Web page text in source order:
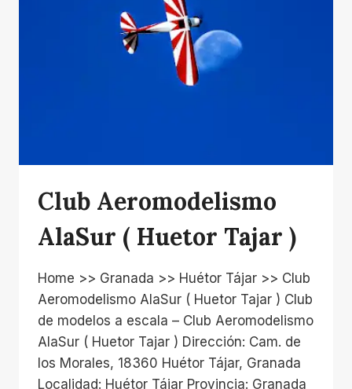
Club Aeromodelismo
AlaSur ( Huetor Tajar )
Home >> Granada >> Huétor Tájar >> Club
Aeromodelismo AlaSur ( Huetor Tajar ) Club
de modelos a escala – Club Aeromodelismo
AlaSur ( Huetor Tajar ) Dirección: Cam. de
los Morales, 18360 Huétor Tájar, Granada
Localidad: Huétor Tájar Provincia: Granada